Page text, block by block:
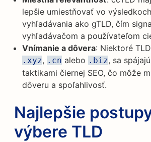
lepšie umiestňovať vo
vyhľadávania ako gTLD, čím
vyhľadávačom a používateľom
Vnímanie a dôvera: Niektoré
.xyz, .cn alebo .biz, sa
taktikami čiernej SEO, čo môže
dôveru a spoľahlivosť.
Najlepšie
výbere TLD